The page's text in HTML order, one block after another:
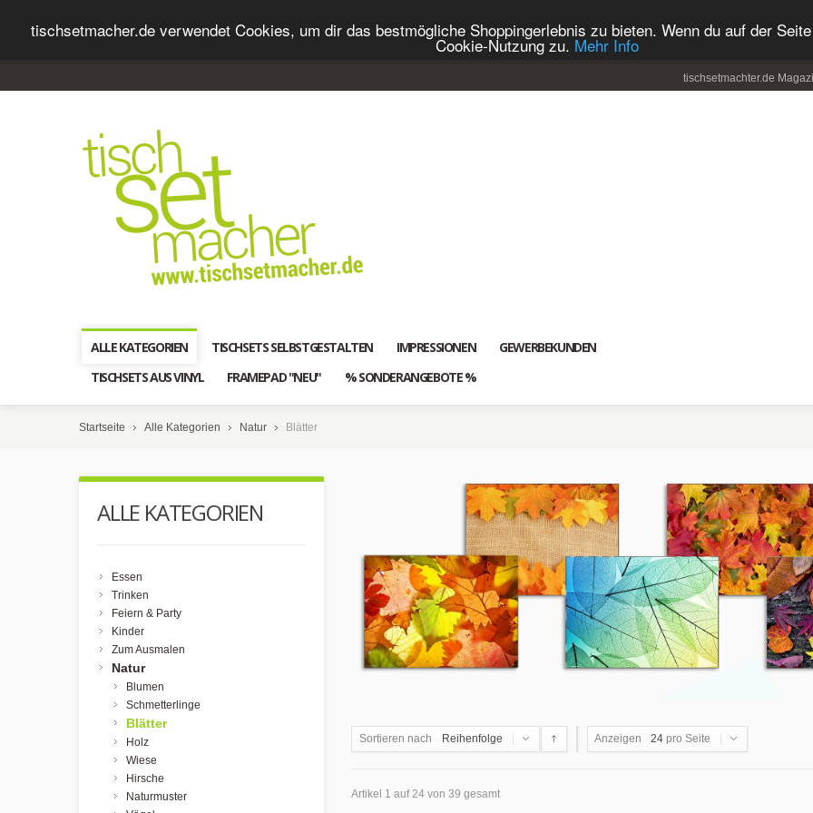
tischsetmacher.de verwendet Cookies, um dir das bestmögliche Shoppingerlebnis zu bieten. Wenn du auf der
Cookie-Nutzung zu. Mehr Info
tischsetmachter.de
ALLE KATEGORIEN TISCHSETS SELBSTGESTALTEN IMPRESSIONEN
GEWERBEKUNDEN
TISCHSETS AUS VINYL
FRAMEPAD "NEU" % SONDERANGEBOTE %
Startseite Alle Kategorien Natur Blätter
Sortieren nach Reihenfolge Anzeigen 24 pro Seite
Artikel 1 auf 24 von 39 gesamt
ALLE KATEGORIEN
Essen
Trinken
Feiern & Party
Kinder
Zum Ausmalen
Natur
Blumen
Schmetterlinge
Blätter
Holz
Wiese
Hirsche
Naturmuster